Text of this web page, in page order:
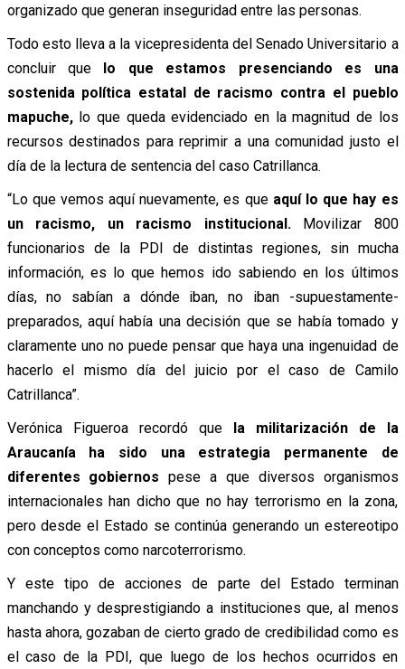
organizado que generan inseguridad entre las personas.
Todo esto lleva a la vicepresidenta del Senado Universitario a
concluir que lo que estamos presenciando es una
sostenida política estatal de racismo contra el pueblo
mapuche, lo que queda evidenciado en la magnitud de los
recursos destinados para reprimir a una comunidad justo el
día de la lectura de sentencia del caso Catrillanca.
“Lo que vemos aquí nuevamente, es que aquí lo que hay es
un racismo, un racismo institucional. Movilizar 800
funcionarios de la PDI de distintas regiones, sin mucha
información, es lo que hemos ido sabiendo en los últimos
días, no sabían a dónde iban, no iban -supuestamente-
preparados, aquí había una decisión que se había tomado y
claramente uno no puede pensar que haya una ingenuidad de
hacerlo el mismo día del juicio por el caso de Camilo
Catrillanca”.
Verónica Figueroa recordó quela militarización de la
Araucanía ha sido una estrategia permanente de
diferentes gobiernos pese a que diversos organismos
internacionales han dicho que no hay terrorismo en la zona,
pero desde el Estado se continúa generando un estereotipo
con conceptos como narcoterrorismo.
Y este tipo de acciones de parte del Estado terminan
manchando y desprestigiando a instituciones que, al menos
hasta ahora, gozaban de cierto grado de credibilidad como es
el caso de la PDI, que luego de los hechos ocurridos en